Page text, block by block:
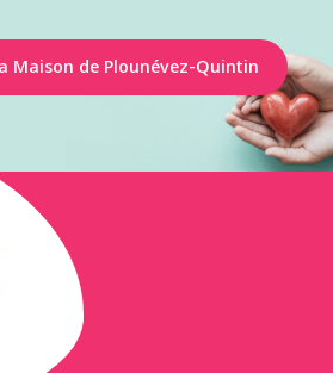
Maison de Plounévez-Quintin